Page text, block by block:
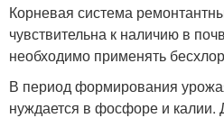
Корневая система
чувствительна к наличию в
необходимо применять
В период формирования
нуждается в фосфоре и калии.